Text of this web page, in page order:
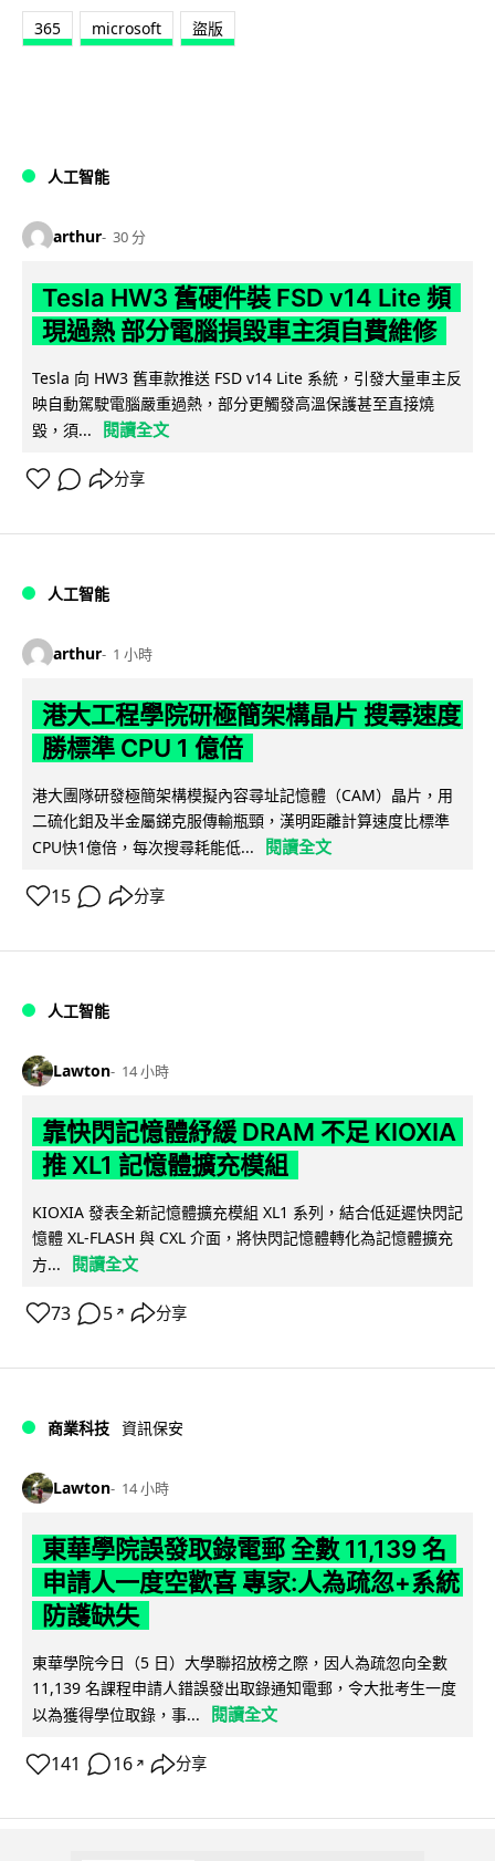
365 microsoft 盜版
人工智能
arthur 30 分
Tesla HW3 舊硬件裝 FSD v14 Lite 頻
現過熱 部分電腦損毀車主須自費維修
Tesla 向 HW3 舊車款推送 FSD v14 Lite 系統，引發大量車主反
映自動駕駛電腦嚴重過熱，部分更觸發高溫保護甚至直接燒
毀，須...
閱讀全文
分享
人工智能
arthur 1 小時
港大工程學院研極簡架構晶片 搜尋速度
勝標準 CPU 1 億倍
港大團隊研發極簡架構模擬內容尋址記憶體（CAM）晶片，用
二硫化鉬及半金屬銻克服傳輸瓶頸，漢明距離計算速度比標準
CPU快1億倍，每次搜尋耗能低...
閱讀全文
15 分享
人工智能
Lawton 14 小時
靠快閃記憶體紓緩 DRAM 不足 KIOXIA
推 XL1 記憶體擴充模組
KIOXIA 發表全新記憶體擴充模組 XL1 系列，結合低延遲快閃記
憶體 XL-FLASH 與 CXL 介面，將快閃記憶體轉化為記憶體擴充
方...
閱讀全文
73 5 ↗ 分享
商業科技 資訊保安
Lawton 14 小時
東華學院誤發取錄電郵 全數 11,139 名
申請人一度空歡喜 專家:人為疏忽+系統
防護缺失
東華學院今日（5 日）大學聯招放榜之際，因人為疏忽向全數
11,139 名課程申請人錯誤發出取錄通知電郵，令大批考生一度
以為獲得學位取錄，事...
閱讀全文
141 16 ↗ 分享